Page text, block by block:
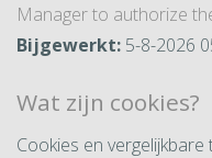
Manager to authorize
Bijgewerkt: 5-8-2026
Wat zijn cookies?
Cookies en